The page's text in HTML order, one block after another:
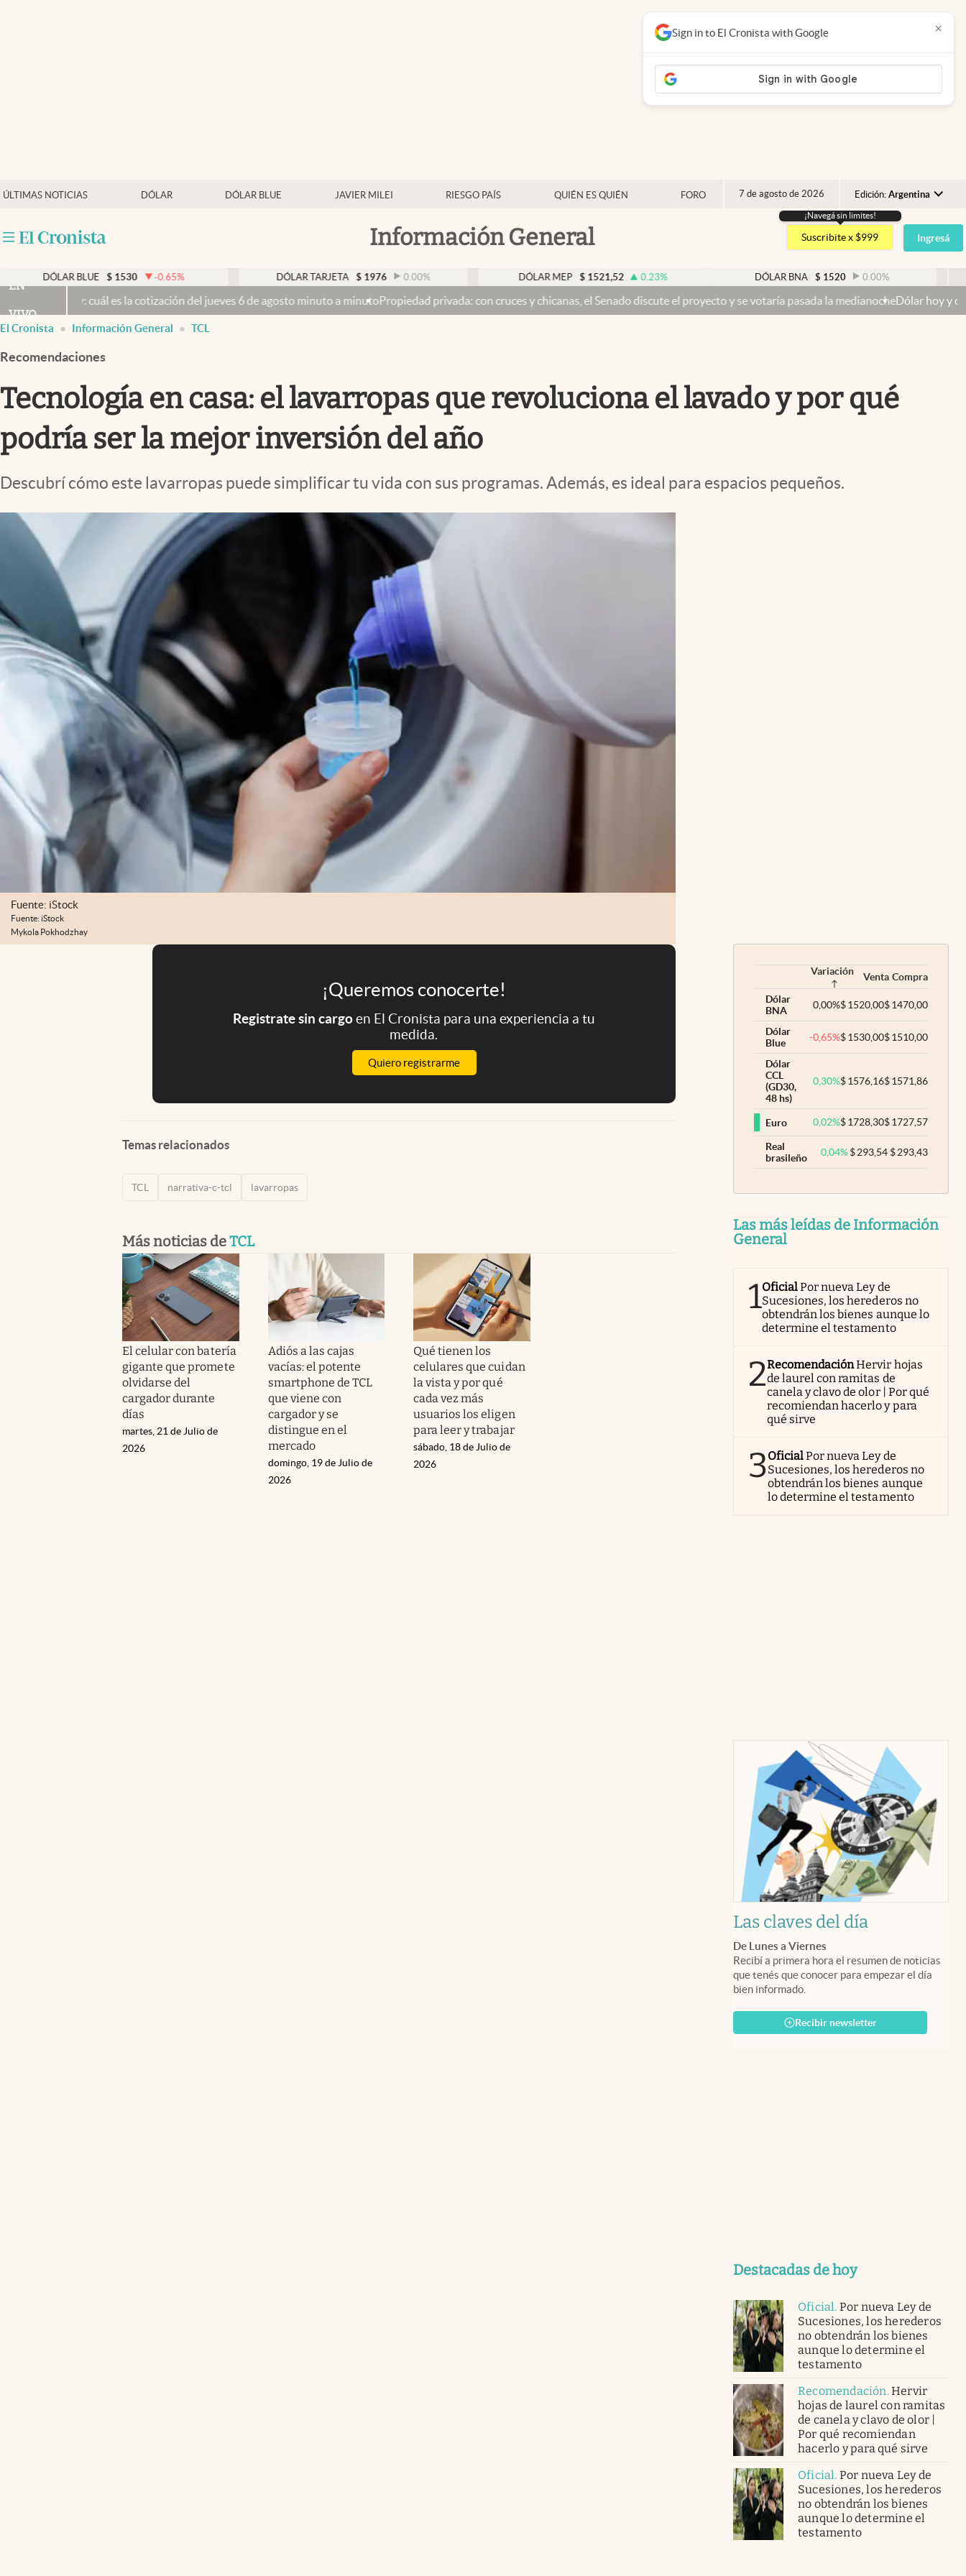
ÚLTIMAS NOTICIAS DÓLAR DÓLAR BLUE JAVIER MILEI RIESGO PAÍS QUIÉN ES QUIÉN FORO 7 de agosto de 2026 Edición: Argentina
Argentina
España
USA
Información General
Mercados Online
Otras secciones
Infotechnology
Clase
Clima
Mundial 2026
Eventos Corporativos
abre en nueva pestaña
¡Navegá sin limites!
Suscribite x $999 Ingresá
DÓLAR BLUE $ 1530 -0.65 % DÓLAR TARJETA $ 1976 0.00% DÓLAR MEP $ 1521,52 0.23% DÓLAR BNA $ 1520 0.00%
EN
VIVO
cuál es la cotización del jueves 6 de agosto minuto a minutoPropiedad privada: con cruces y chicanas, el Senado discute el proyecto y se votaría pasada la medianoche Dólar hoy y dólar blue
Sign in to El Cronista with Google ×
El Cronista Información General TCL
Recomendaciones
Tecnología en casa: el lavarropas que revoluciona el lavado y por qué
podría ser la mejor inversión del año
Descubrí cómo este lavarropas puede simplificar tu vida con sus programas. Además, es ideal para espacios pequeños.
Fuente: iStock
Fuente: iStock
Mykola Pokhodzhay
¡Queremos conocerte!
Registrate sin cargoen El Cronista para una experiencia a tu
medida.
Quiero registrarme
Temas relacionados
TCL narrativa-c-tcl lavarropas
Más noticias deTCL
El celular con batería
gigante que promete
olvidarse del
cargador durante
días
martes, 21 de Julio de
2026
Adiós a las cajas
vacías: el potente
smartphone de TCL
que viene con
cargador y se
distingue en el
mercado
domingo, 19 de Julio de
2026
Qué tienen los
celulares que cuidan
la vista y por qué
cada vez más
usuarios los eligen
para leer y trabajar
sábado, 18 de Julio de
2026
Variación Venta Compra
Dólar
BNA
0,00%$1520,00$1470,00
Dólar
Blue
-0,65%$1530,00$1510,00
Dólar
CCL
(GD30,
48 hs)
0,30%$1576,16$1571,86
Euro 0,02%$1728,30$1727,57
Real
brasileño
0,04% $293,54 $293,43
Las más leídas de Información
General
1OficialPor nueva Ley de
Sucesiones, los herederos no
obtendrán los bienes aunque lo
determine el testamento
2RecomendaciónHervir hojas
de laurel con ramitas de
canela y clavo de olor | Por qué
recomiendan hacerlo y para
qué sirve
3OficialPor nueva Ley de
Sucesiones, los herederos no
obtendrán los bienes aunque
lo determine el testamento
Las claves del día
De Lunes a Viernes
Recibí a primera hora el resumen de noticias
que tenés que conocer para empezar el día
bien informado.
Recibir newsletter
Destacadas de hoy
Oficial. Por nueva Ley de
Sucesiones, los herederos
no obtendrán los bienes
aunque lo determine el
testamento
Recomendación.Hervir
hojas de laurel con ramitas
de canela y clavo de olor |
Por qué recomiendan
hacerlo y para qué sirve
Oficial. Por nueva Ley de
Sucesiones, los herederos
no obtendrán los bienes
aunque lo determine el
testamento